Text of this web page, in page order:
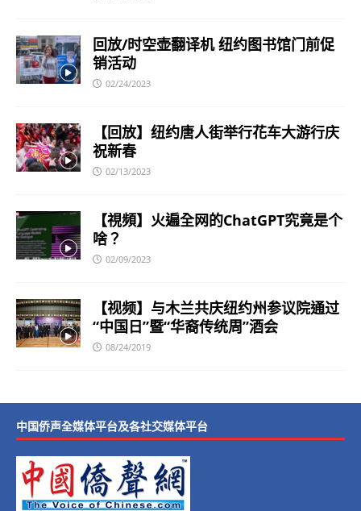
回放/时空壶翻译机 纽约图书馆门前促
销活动
02/24/2023
【回放】纽约唐人街举行花车大游行庆
祝新春
02/13/2023
【視頻】火遍全网的ChatGPT究竟是个
啥？
02/09/2023
【视频】与木兰共庆纽约州参议院通过
“中国日”暨“华裔传统周”酒会
08/24/2019
中国侨声全媒体平台及各社交媒体平台